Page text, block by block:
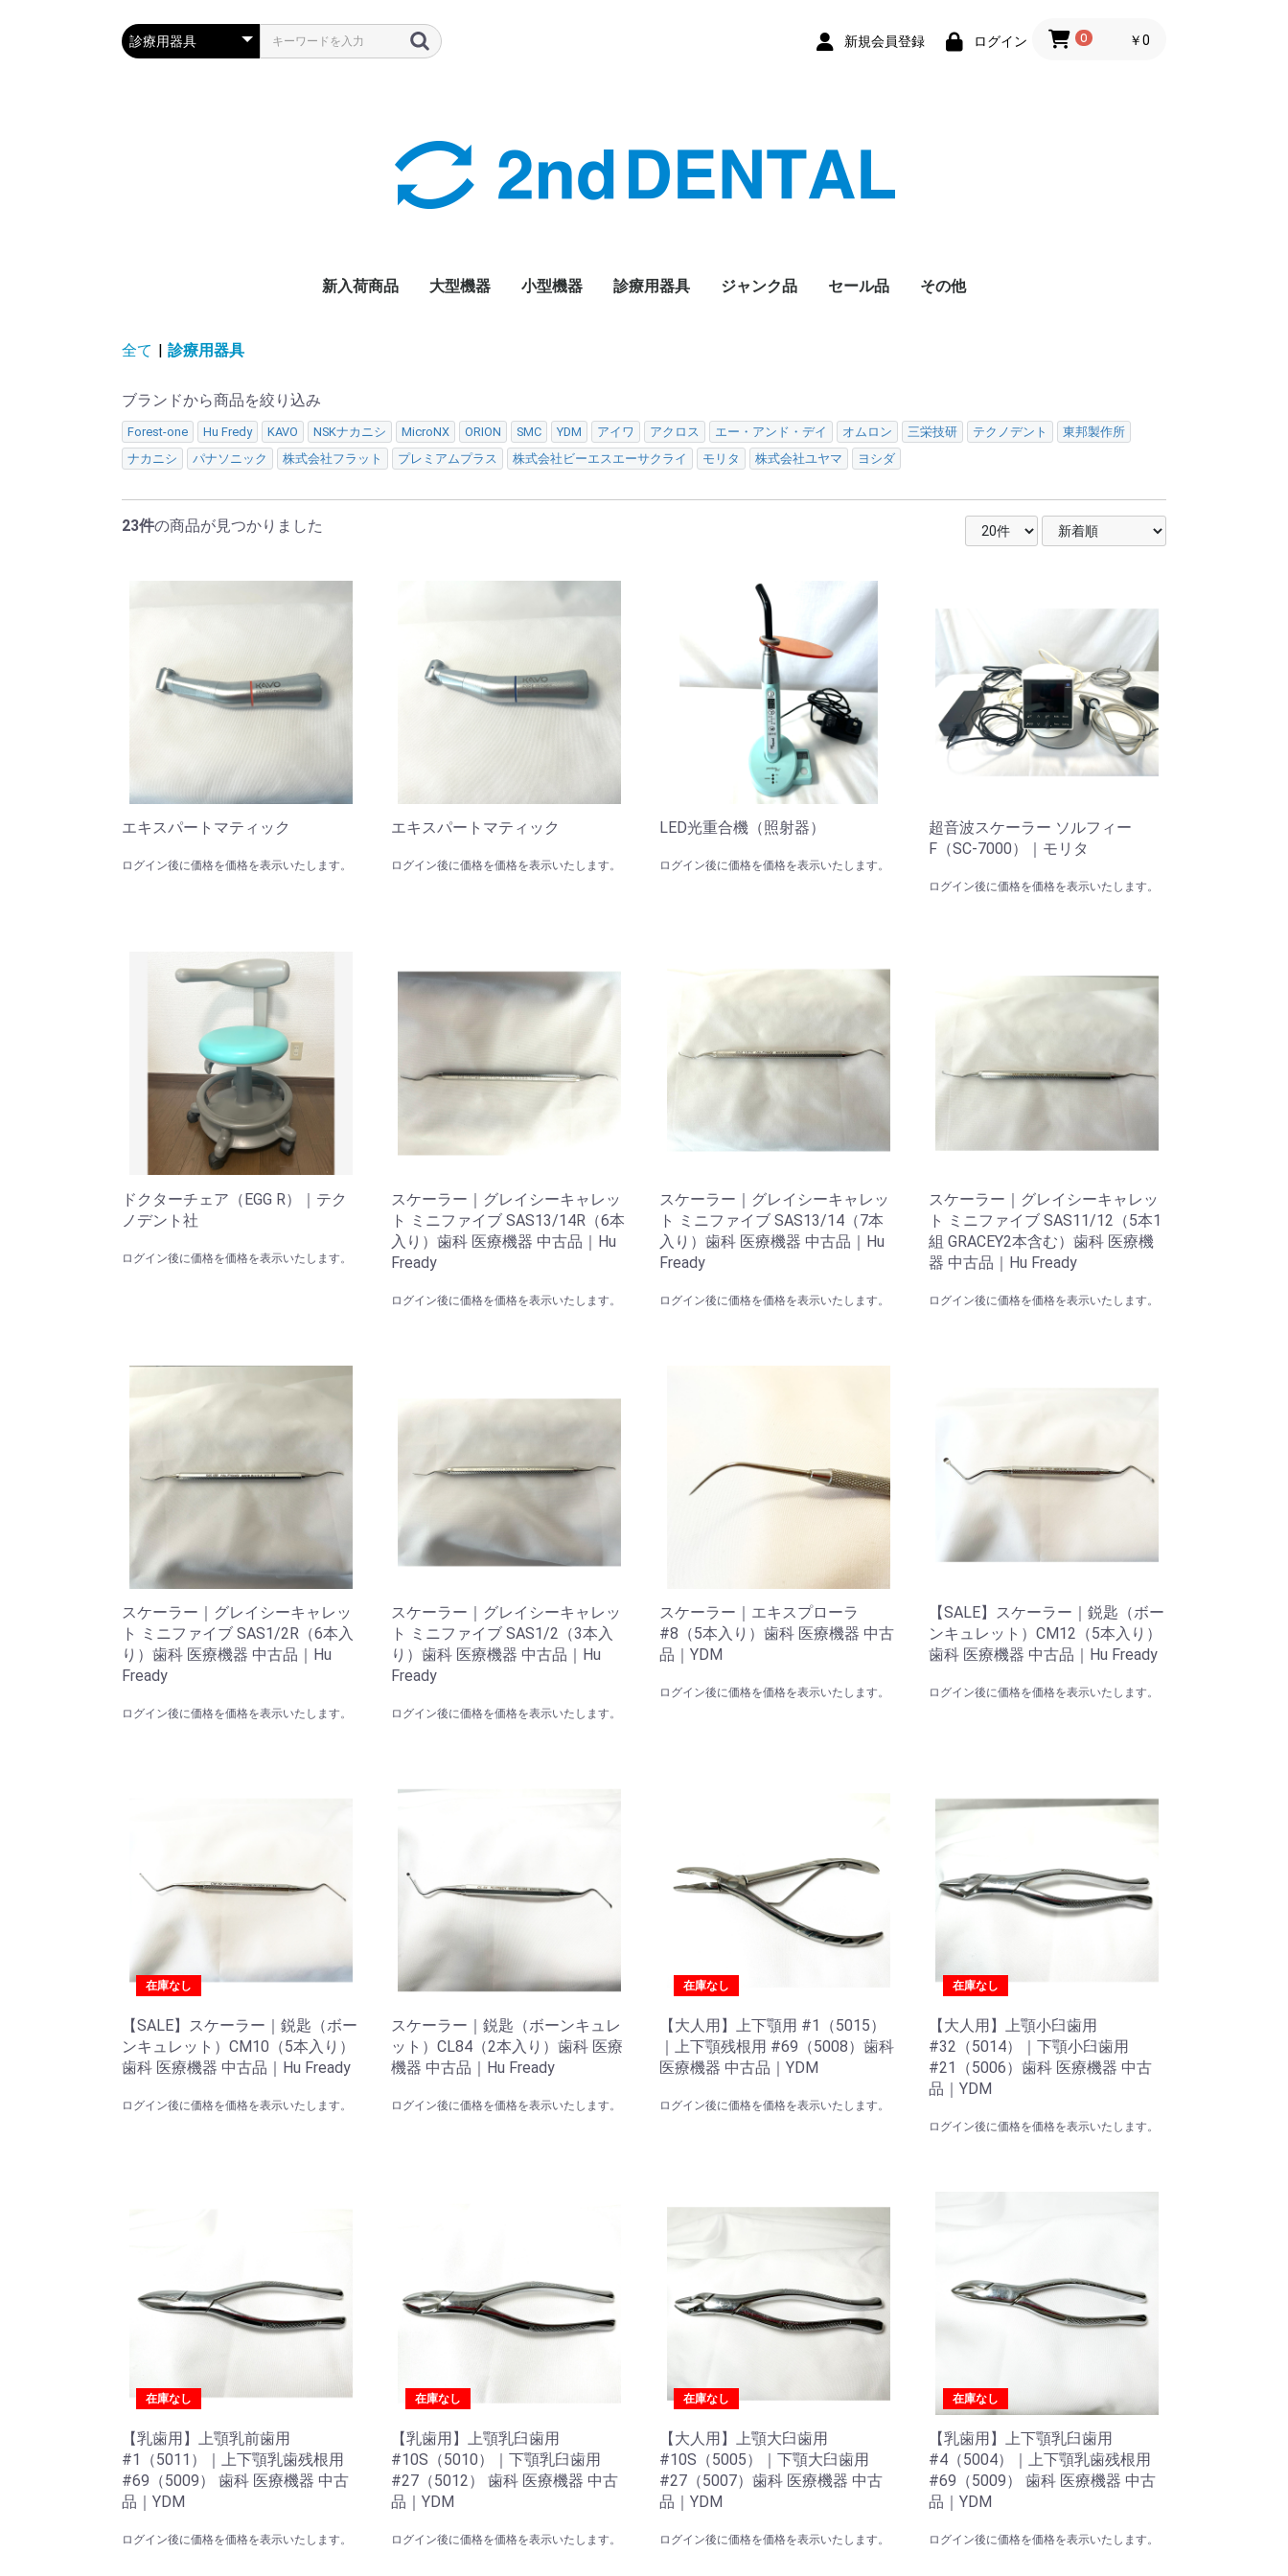
新規会員登録 ログイン 0 ￥0
新入荷商品 大型機器 小型機器 診療用器具 ジャンク品 セール品 その他
全て | 診療用器具
ブランドから商品を絞り込み
Forest-one Hu Fredy KAVO NSKナカニシ MicroNX ORION SMC YDM アイワ アクロス エー・アンド・デイ オムロン 三栄技研 テクノデント
東邦製作所
ナカニシ
パナソニック 株式会社フラット プレミアムプラス 株式会社ビーエスエーサクライ モリタ 株式会社ユヤマ ヨシダ
23件の商品が見つかりました
エキスパートマティック
ログイン後に価格を価格を表示いたします。
エキスパートマティック
ログイン後に価格を価格を表示いたします。
LED光重合機（照射器）
ログイン後に価格を価格を表示いたします。
超音波スケーラー ソルフィー
F（SC-7000）｜モリタ
ログイン後に価格を価格を表示いたします。
ドクターチェア（EGG R）｜テク
ノデント社
ログイン後に価格を価格を表示いたします。
スケーラー｜グレイシーキャレッ
ト ミニファイブ SAS13/14R（6本
入り）歯科 医療機器 中古品｜Hu
Fready
ログイン後に価格を価格を表示いたします。
スケーラー｜グレイシーキャレッ
ト ミニファイブ SAS13/14（7本
入り）歯科 医療機器 中古品｜Hu
Fready
ログイン後に価格を価格を表示いたします。
スケーラー｜グレイシーキャレッ
ト ミニファイブ SAS11/12（5本1
組 GRACEY2本含む）歯科 医療機
器 中古品｜Hu Fready
ログイン後に価格を価格を表示いたします。
スケーラー｜グレイシーキャレッ
ト ミニファイブ SAS1/2R（6本入
り）歯科 医療機器 中古品｜Hu
Fready
ログイン後に価格を価格を表示いたします。
スケーラー｜グレイシーキャレッ
ト ミニファイブ SAS1/2（3本入
り）歯科 医療機器 中古品｜Hu
Fready
ログイン後に価格を価格を表示いたします。
スケーラー｜エキスプローラ
#8（5本入り）歯科 医療機器 中古
品｜YDM
ログイン後に価格を価格を表示いたします。
【SALE】スケーラー｜鋭匙（ボー
ンキュレット）CM12（5本入り）
歯科 医療機器 中古品｜Hu Fready
ログイン後に価格を価格を表示いたします。
在庫なし
【SALE】スケーラー｜鋭匙（ボー
ンキュレット）CM10（5本入り）
歯科 医療機器 中古品｜Hu Fready
ログイン後に価格を価格を表示いたします。
スケーラー｜鋭匙（ボーンキュレ
ット）CL84（2本入り）歯科 医療
機器 中古品｜Hu Fready
ログイン後に価格を価格を表示いたします。
在庫なし
【大人用】上下顎用 #1（5015）
｜上下顎残根用 #69（5008）歯科
医療機器 中古品｜YDM
ログイン後に価格を価格を表示いたします。
在庫なし
【大人用】上顎小臼歯用
#32（5014）｜下顎小臼歯用
#21（5006）歯科 医療機器 中古
品｜YDM
ログイン後に価格を価格を表示いたします。
在庫なし
【乳歯用】上顎乳前歯用
#1（5011）｜上下顎乳歯残根用
#69（5009） 歯科 医療機器 中古
品｜YDM
ログイン後に価格を価格を表示いたします。
在庫なし
【乳歯用】上顎乳臼歯用
#10S（5010）｜下顎乳臼歯用
#27（5012） 歯科 医療機器 中古
品｜YDM
ログイン後に価格を価格を表示いたします。
在庫なし
【大人用】上顎大臼歯用
#10S（5005）｜下顎大臼歯用
#27（5007）歯科 医療機器 中古
品｜YDM
ログイン後に価格を価格を表示いたします。
在庫なし
【乳歯用】上下顎乳臼歯用
#4（5004）｜上下顎乳歯残根用
#69（5009） 歯科 医療機器 中古
品｜YDM
ログイン後に価格を価格を表示いたします。